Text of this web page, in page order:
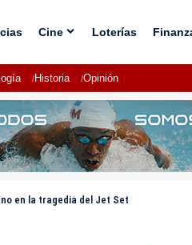
Cine Loterías
Historia Opinión
en la tragedia del Jet Set